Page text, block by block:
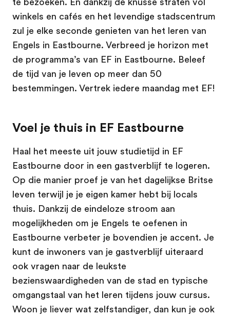
te bezoeken. En dankzij de knusse straten vol
winkels en cafés en het levendige stadscentrum
zul je elke seconde genieten van het leren van
Engels in Eastbourne. Verbreed je horizon met
de programma’s van EF in Eastbourne. Beleef
de tijd van je leven op meer dan 50
bestemmingen. Vertrek iedere maandag met EF!
Voel je thuis in EF Eastbourne
Haal het meeste uit jouw studietijd in EF
Eastbourne door in een gastverblijf te logeren.
Op die manier proef je van het dagelijkse Britse
leven terwijl je je eigen kamer hebt bij locals
thuis. Dankzij de eindeloze stroom aan
mogelijkheden om je Engels te oefenen in
Eastbourne verbeter je bovendien je accent. Je
kunt de inwoners van je gastverblijf uiteraard
ook vragen naar de leukste
bezienswaardigheden van de stad en typische
omgangstaal van het leren tijdens jouw cursus.
Woon je liever wat zelfstandiger, dan kun je ook